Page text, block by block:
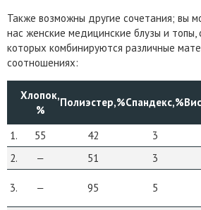
Также возможны другие сочетания; вы
нас женские медицинские блузы и топы,
которых комбинируются различные
соотношениях:
Хлопок,
%
Полиэстер,%Спандекс,%
1. 55 42 3
2.
‒ 51 3
3. ‒ 95 5